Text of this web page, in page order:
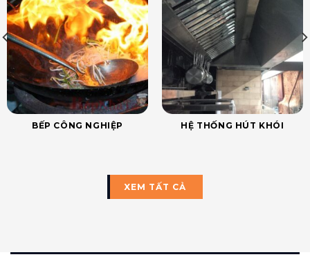
BẾP CÔNG NGHIỆP HỆ THỐNG HÚT KHÓI
XEM TẤT CẢ